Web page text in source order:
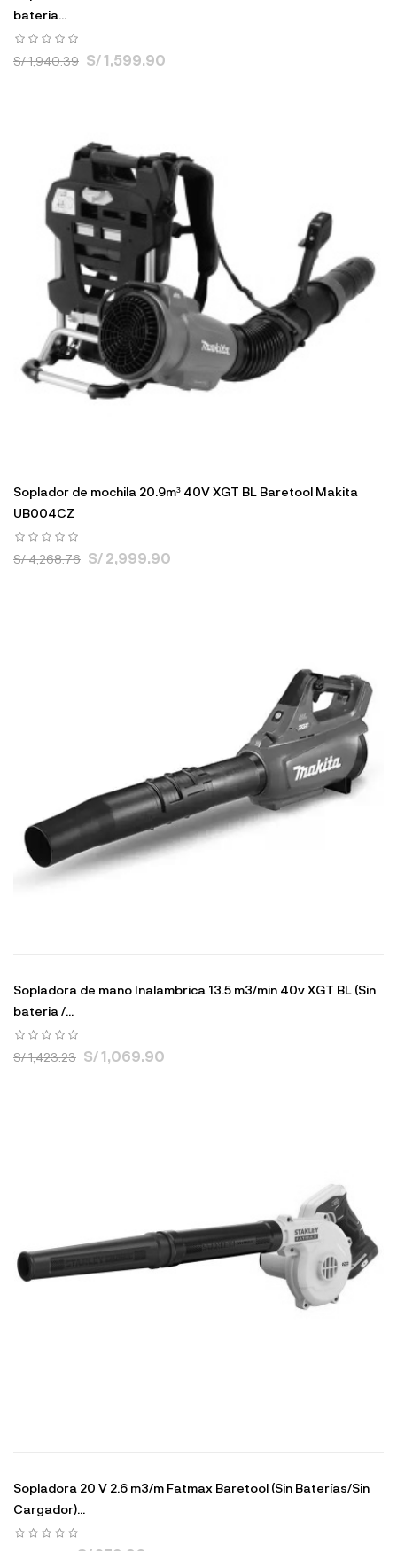
bateria...
S/ 1,940.39 S/ 1,599.90
Soplador de mochila 20.9m³ 40V XGT BL Baretool Makita
UB004CZ
S/ 4,268.76 S/ 2,999.90
Sopladora de mano Inalambrica 13.5 m3/min 40v XGT BL (Sin
bateria /...
S/ 1,423.23 S/ 1,069.90
Sopladora 20 V 2.6 m3/m Fatmax Baretool (Sin Baterías/Sin
Cargador)...